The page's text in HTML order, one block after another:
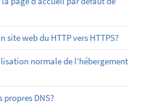
site web du HTTP vers HTTPS?
normale de l’hébergement
DNS?